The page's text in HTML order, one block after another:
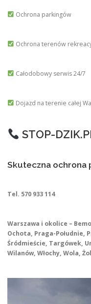
Ochrona parkingów
Ochrona terenów
Całodobowy serwis 24/7
Dojazd na terenie całej
STOP-
Skuteczna ochrona
Tel. 570 933 114
Warszawa i okolice –
Ochota, Praga-Południe,
Śródmieście, Targówek,
Wilanów, Włochy, Wola,